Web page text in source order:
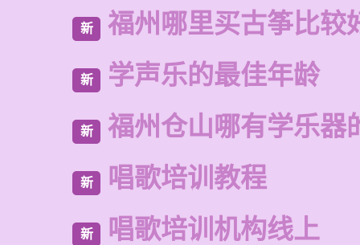
新 福州哪里买古筝比较
新 学声乐的最佳年龄
新 福州仓山哪有学乐器
新 唱歌培训教程
新 唱歌培训机构线上